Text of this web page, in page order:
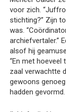
voor zich.
stichting?” Zijn
was.
archiefvertaler.”
alsof hij
“En met
zaal verwachtte
gewoons
hadden gevormd.